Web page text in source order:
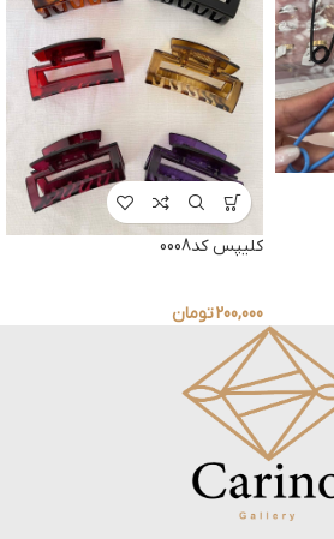
کلیپس کد0008
200,000تومان